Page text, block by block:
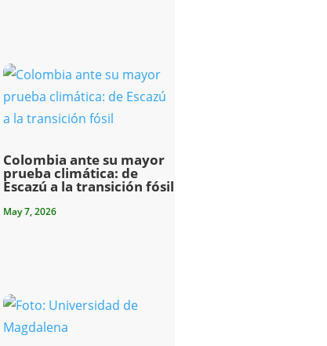
Colombia ante su mayor
prueba climática: de
Escazú a la transición fósil
May 7, 2026